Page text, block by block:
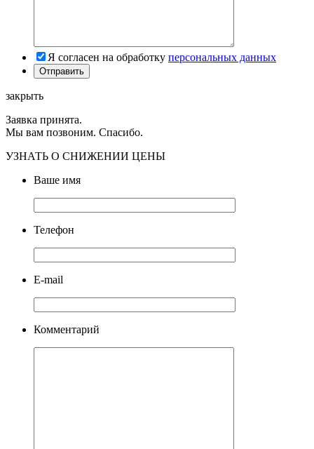
Я согласен на обработку персональных данных
закрыть
Заявка принята.
Мы вам позвоним. Спасибо.
УЗНАТЬ О СНИЖЕНИИ ЦЕНЫ
Ваше имя
Телефон
E-mail
Комментарий